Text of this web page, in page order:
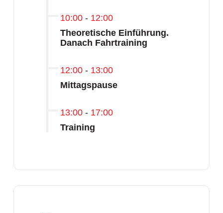
10:00- 12:00
Theoretische Einführung.
Danach Fahrtraining
12:00- 13:00
Mittagspause
13:00- 17:00
Training